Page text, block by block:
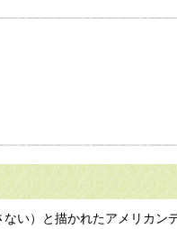
い）と描かれたアメリカン